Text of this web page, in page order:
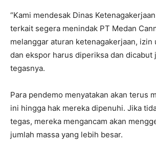
“Kami mendesak Dinas
terkait segera menindak PT Medan
melanggar aturan ketenagakerjaan, izin
dan ekspor harus diperiksa dan dicabut
tegasnya.
Para pendemo menyatakan akan terus
ini hingga hak mereka dipenuhi. Jika
tegas, mereka mengancam akan
jumlah massa yang lebih besar.